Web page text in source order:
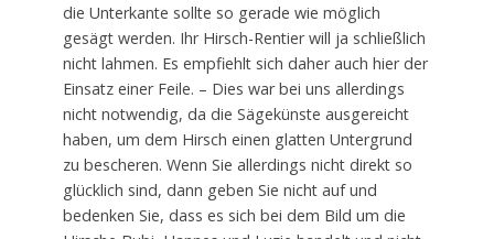
die Unterkante sollte so gerade wie möglich
gesägt werden. Ihr Hirsch-Rentier will ja schließlich
nicht lahmen. Es empfiehlt sich daher auch hier der
Einsatz einer Feile. – Dies war bei uns allerdings
nicht notwendig, da die Sägekünste ausgereicht
haben, um dem Hirsch einen glatten Untergrund
zu bescheren. Wenn Sie allerdings nicht direkt so
glücklich sind, dann geben Sie nicht auf und
bedenken Sie, dass es sich bei dem Bild um die